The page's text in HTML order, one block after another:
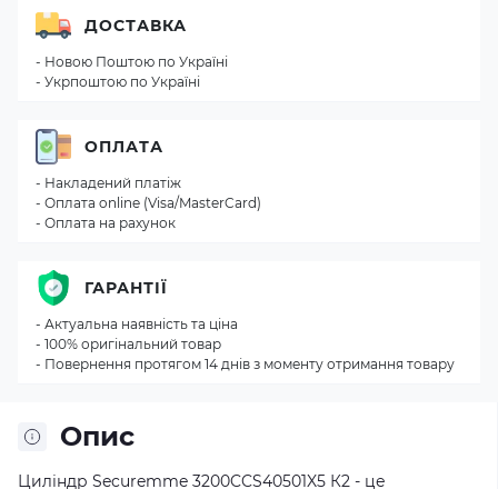
Опис
Циліндр Securemme 3200CCS40501X5 К2 - це
ДОСТАВКА
- Новою Поштою по Україні
- Укрпоштою по Україні
ОПЛАТА
- Накладений платіж
- Оплата online (Visa/MasterCard)
- Оплата на рахунок
ГАРАНТІЇ
- Актуальна наявність та ціна
- 100% оригінальний товар
- Повернення протягом 14 днів з моменту отримання товару